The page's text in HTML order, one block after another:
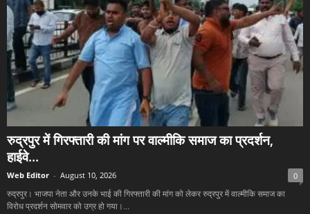
रुद्रपुर में गिरफ्तारी की मांग पर वाल्मीकि समाज का प्रदर्शन,
हाईवे...
Web Editor - August 10, 2026 0
रुद्रपुर। भाजपा नेता और उनके भाई की गिरफ्तारी की मांग को लेकर रुद्रपुर में वाल्मीकि समाज का
विरोध प्रदर्शन सोमवार को उग्र हो गया।...